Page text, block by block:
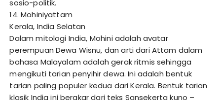
sosio-politik.
14. Mohiniyattam
Kerala, India Selatan
Dalam mitologi India, Mohini adalah avatar
perempuan Dewa Wisnu, dan arti dari Attam dalam
bahasa Malayalam adalah gerak ritmis sehingga
mengikuti tarian penyihir dewa. Ini adalah bentuk
tarian paling populer kedua dari Kerala. Bentuk tarian
klasik India ini berakar dari teks Sansekerta kuno –